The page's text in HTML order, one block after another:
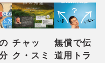
チャッ
ク・スミ
無償で伝
道用トラ